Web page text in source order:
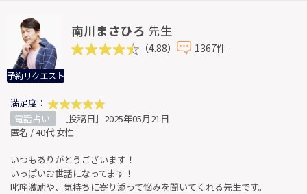
予約リクエスト
南川まさひろ 先生
（4.88） 1367件
満足度：
電話占い
［投稿日］2025年05月21日
匿名 / 40代 女性
いつもありがとうございます！
いっぱいお世話になってます！
叱咤激励や、気持ちに寄り添って悩みを聞いてくれる先生です。